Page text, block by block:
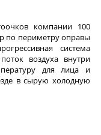
компании 100
по периметру оправы
система
воздуха внутри
для лица и
в сырую холодную